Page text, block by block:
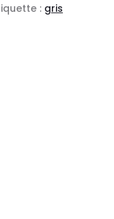
: gris